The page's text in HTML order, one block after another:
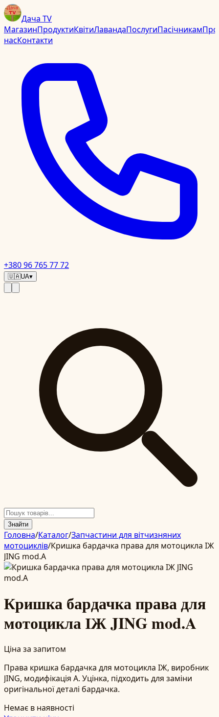
Дача TV
МагазинПродуктиКвітиЛавандаПослугиПасічникамПро
насКонтакти
+380 96 765 77 72
🇺🇦UA▾
Знайти
Головна/Каталог/Запчастини для вітчизняних
мотоциклів/Кришка бардачка права для мотоцикла ІЖ
JING mod.A
Кришка бардачка права для
мотоцикла ІЖ JING mod.A
Ціна за запитом
Права кришка бардачка для мотоцикла ІЖ, виробник
JING, модифікація A. Уцінка, підходить для заміни
оригінальної деталі бардачка.
Немає в наявності